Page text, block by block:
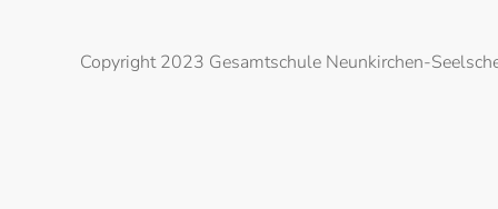
Copyright 2023 Gesamtschule Neunkirchen-